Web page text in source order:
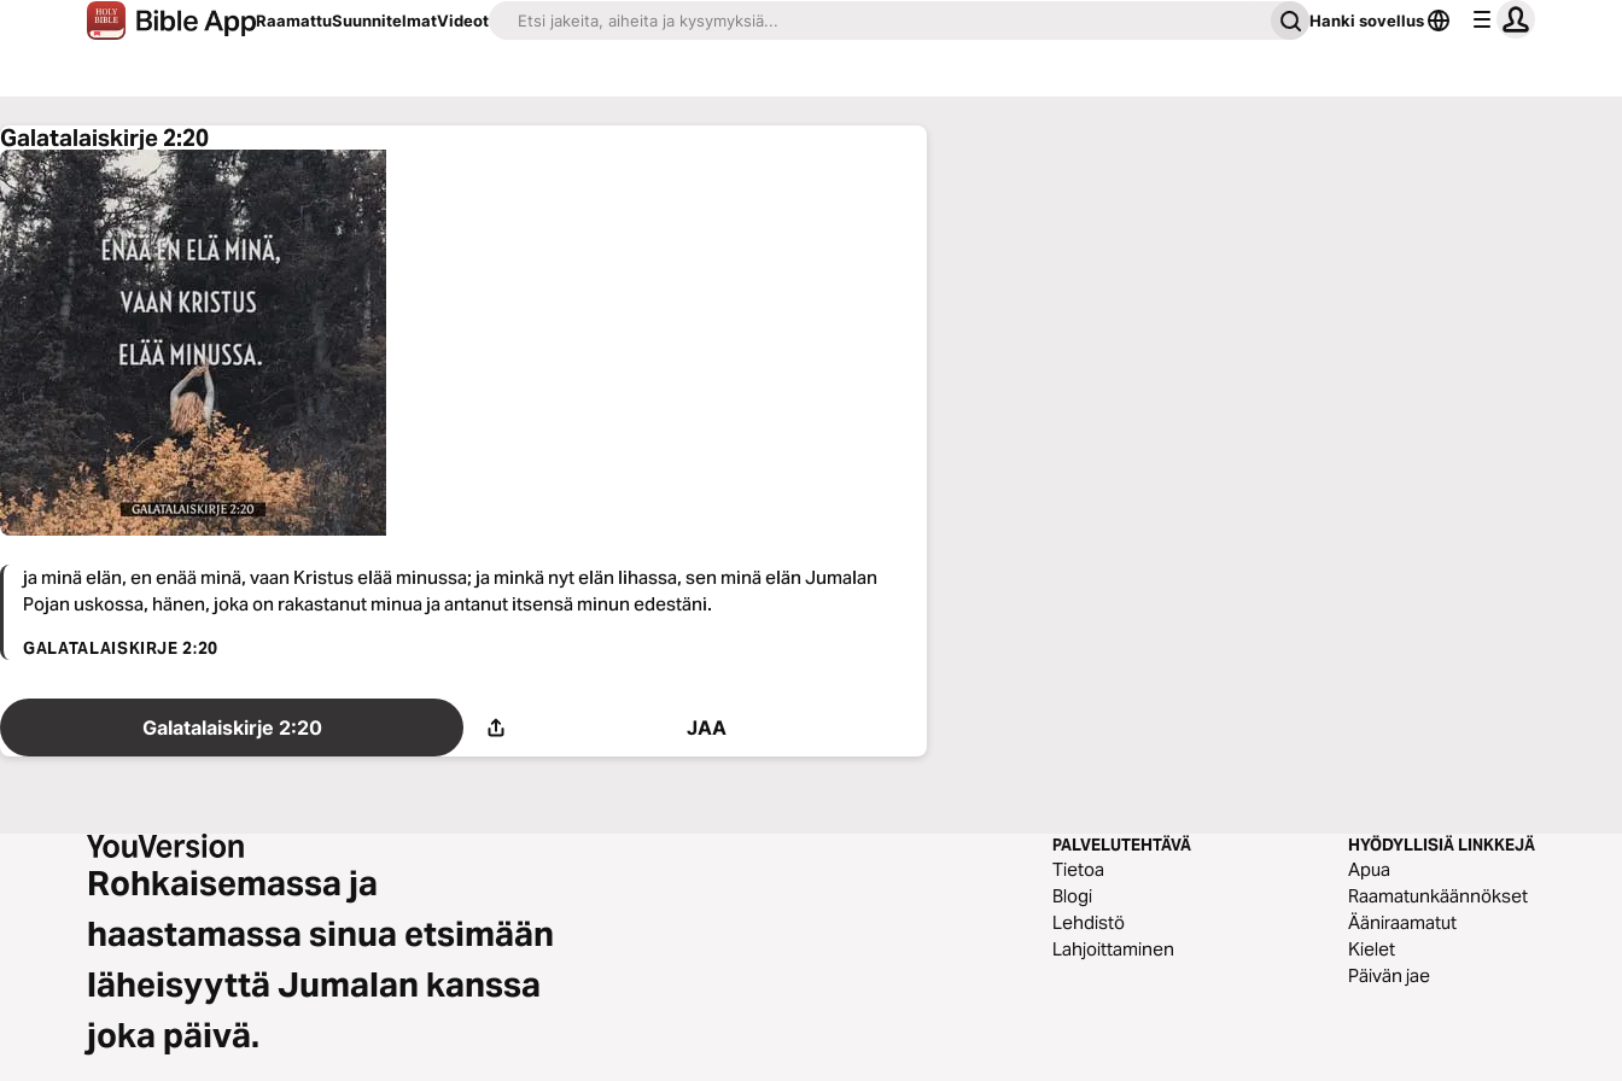
RaamattuSuunnitelmatVideot Hanki sovellus
Galatalaiskirje 2:20
ja minä elän, en enää minä, vaan Kristus elää minussa; ja minkä nyt elän lihassa, sen minä elän Jumalan
Pojan uskossa, hänen, joka on rakastanut minua ja antanut itsensä minun edestäni.
GALATALAISKIRJE 2:20
Galatalaiskirje 2:20 JAA
Rohkaisemassa ja
haastamassa sinua etsimään
läheisyyttä Jumalan kanssa
joka päivä.
PALVELUTEHTÄVÄ
Tietoa
Blogi
Lehdistö
Lahjoittaminen
HYÖDYLLISIÄ LINKKEJÄ
Apua
Raamatunkäännökset
Ääniraamatut
Kielet
Päivän jae